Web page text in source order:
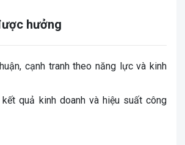
hưởng
cạnh tranh theo năng lực và kinh
quả kinh doanh và hiệu suất công